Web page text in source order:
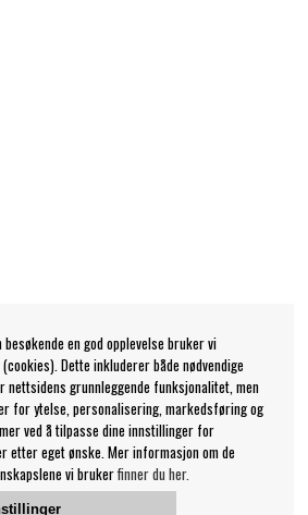
besøkende en god opplevelse bruker vi
Dette inkluderer både nødvendige
grunnleggende funksjonalitet, men
for ytelse, personalisering, markedsføring og
ved å tilpasse dine innstillinger for
etter eget ønske. Mer informasjon om de
vi brukerfinner du her.